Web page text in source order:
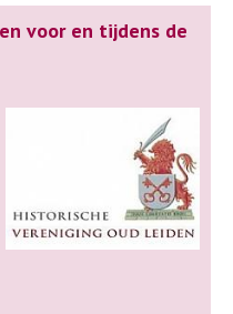
voor en tijdens de